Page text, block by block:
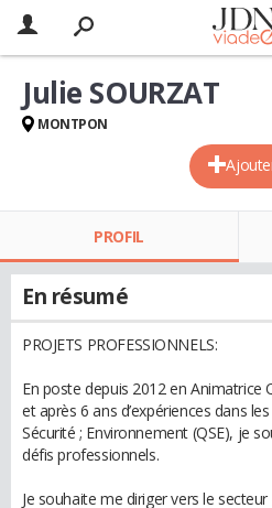
Julie SOURZAT
MONTPON
PROFIL
En résumé
PROJETS PROFESSIONNELS:
En poste depuis 2012 en Animatrice
et après 6 ans d’expériences dans
Sécurité ; Environnement (QSE), je
défis professionnels.
Je souhaite me diriger vers le